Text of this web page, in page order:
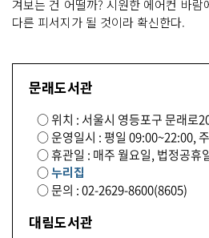
겨보는 건 어떨까? 시원한 에어컨 바람
다른 피서지가 될 것이라 확신한다.
문래도서관
○ 위치 : 서울시 영등포구 문래로
○ 운영일시 : 평일 09:00~22:00,
○ 휴관일 : 매주 월요일, 법정공휴
○누리집
○ 문의 : 02-2629-8600(8605)
대림도서관